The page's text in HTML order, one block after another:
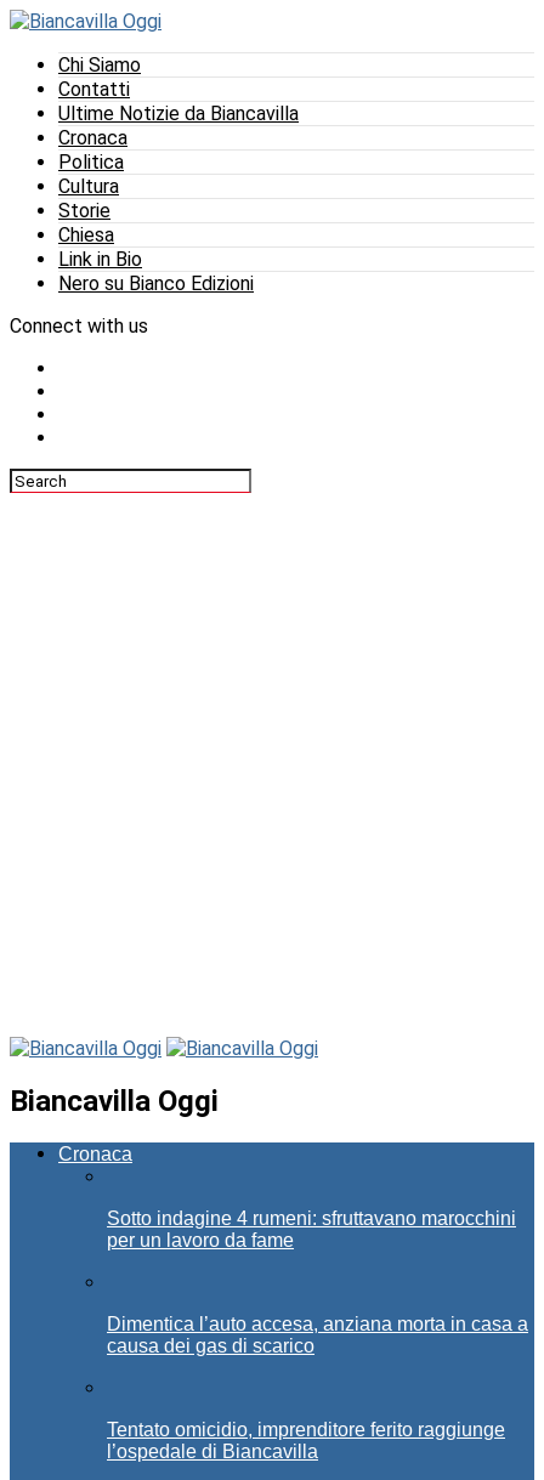
Chi Siamo
Contatti
Ultime Notizie da Biancavilla
Cronaca
Politica
Cultura
Storie
Chiesa
Link in Bio
Nero su Bianco Edizioni
Connect with us
Biancavilla Oggi
Cronaca
Sotto indagine 4 rumeni: sfruttavano marocchini
per un lavoro da fame
Dimentica l’auto accesa, anziana morta in casa a
causa dei gas di scarico
Tentato omicidio, imprenditore ferito raggiunge
l’ospedale di Biancavilla